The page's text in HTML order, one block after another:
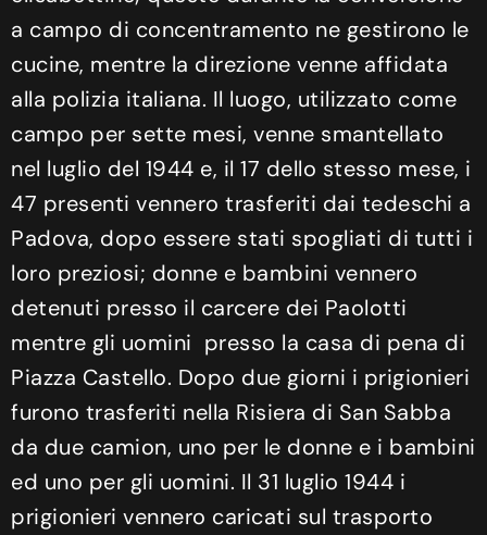
a campo di concentramento ne gestirono le
cucine, mentre la direzione venne affidata
alla polizia italiana. Il luogo, utilizzato come
campo per sette mesi, venne smantellato
nel luglio del 1944 e, il 17 dello stesso mese, i
47 presenti vennero trasferiti dai tedeschi a
Padova, dopo essere stati spogliati di tutti i
loro preziosi; donne e bambini vennero
detenuti presso il carcere dei Paolotti
mentre gli uomini presso la casa di pena di
Piazza Castello. Dopo due giorni i prigionieri
furono trasferiti nella Risiera di San Sabba
da due camion, uno per le donne e i bambini
ed uno per gli uomini. Il 31 luglio 1944 i
prigionieri vennero caricati sul trasporto